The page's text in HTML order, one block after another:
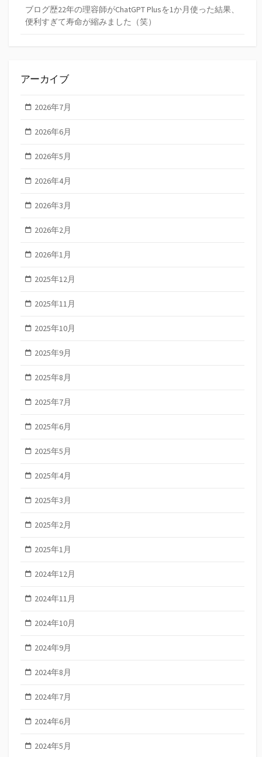
ブログ歴22年の理容師がChatGPT Plusを1か月使った結果、
便利すぎて寿命が縮みました（笑）
アーカイブ
2026年7月
2026年6月
2026年5月
2026年4月
2026年3月
2026年2月
2026年1月
2025年12月
2025年11月
2025年10月
2025年9月
2025年8月
2025年7月
2025年6月
2025年5月
2025年4月
2025年3月
2025年2月
2025年1月
2024年12月
2024年11月
2024年10月
2024年9月
2024年8月
2024年7月
2024年6月
2024年5月